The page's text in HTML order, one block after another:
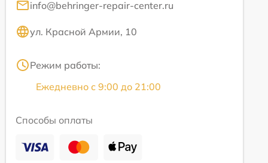
info@behringer-repair-center.ru
ул. Красной Армии, 10
Режим работы:
Ежедневно с 9:00 до 21:00
Способы оплаты